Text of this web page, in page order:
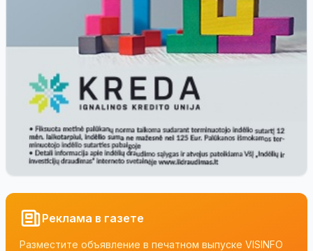
Реклама в газете
Разместите объявление в печатном выпуске VISINFO